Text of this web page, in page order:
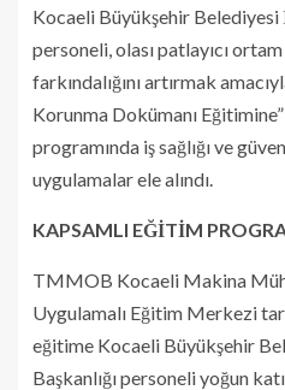
Kocaeli Büyükşehir Belediyesi
personeli, olası patlayıcı
farkındalığını artırmak
Korunma Dokümanı
programında iş sağlığı ve
uygulamalar ele alındı.
KAPSAMLI EĞİTİM
TMMOB Kocaeli Makina
Uygulamalı Eğitim Merkezi
eğitime Kocaeli Büyükşehir
Başkanlığı personeli yoğun